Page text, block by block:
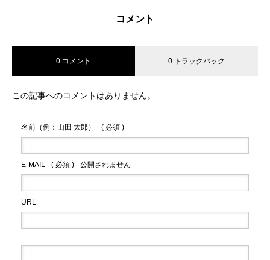
コメント
0 コメント 0 トラックバック
この記事へのコメントはありません。
名前（例：山田 太郎） ( 必須 )
E-MAIL ( 必須 ) - 公開されません -
URL